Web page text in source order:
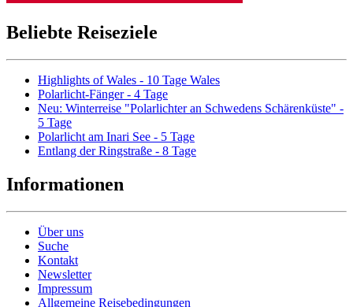
Beliebte Reiseziele
Highlights of Wales - 10 Tage Wales
Polarlicht-Fänger - 4 Tage
Neu: Winterreise "Polarlichter an Schwedens Schärenküste" -
5 Tage
Polarlicht am Inari See - 5 Tage
Entlang der Ringstraße - 8 Tage
Informationen
Über uns
Suche
Kontakt
Newsletter
Impressum
Allgemeine Reisebedingungen